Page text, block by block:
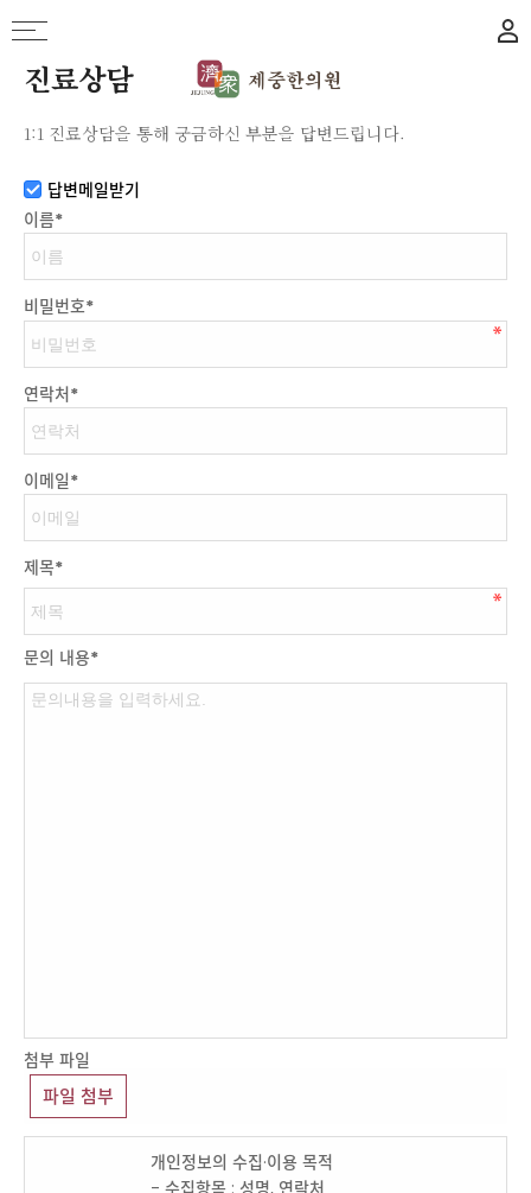
진료상담
1:1 진료상담을 통해 궁금하신 부분을 답변드립니다.
답변메일받기
이름*
비밀번호*
연락처*
이메일*
제목*
문의 내용*
첨부 파일
파일 첨부